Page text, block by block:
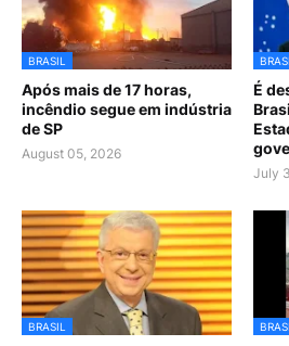
BRASIL
Após mais de 17 horas,
incêndio segue em indústria
de SP
August 05, 2026
É
July
BRASIL